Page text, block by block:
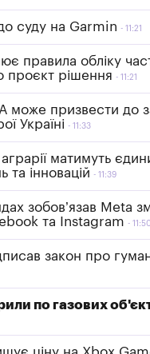
суду на Garmin 11:21
правила обліку
проєкт рішення
11:21
може призвести до
Україні
11:33
аграрії матимуть
та інновацій
11:39
зобов’язав Meta
та Instagram
11:50
закон про
по газових